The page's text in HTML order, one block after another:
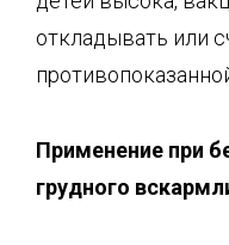
откладывать или
Применение при
грудного